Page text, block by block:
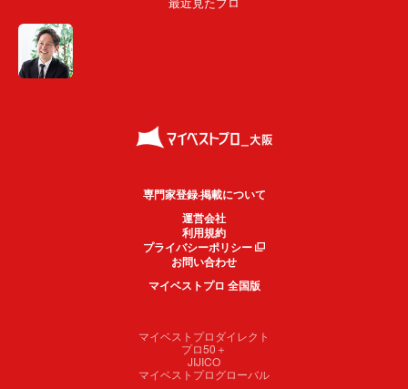
専門家登録·掲載について
運営会社
利用規約
プライバシーポリシー
お問い合わせ
マイベストプロ 全国版
マイベストプロダイレクト
プロ50＋
JIJICO
マイベストプログローバル